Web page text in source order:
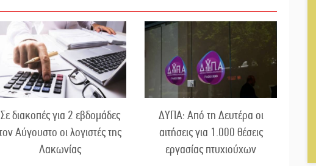
Σε διακοπές για 2 εβδομάδες
Αύγουστο οι λογιστές της
Λακωνίας
ΔΥΠΑ: Από τη Δευτέρα οι
αιτήσεις για 1.000 θέσεις
εργασίας πτυχιούχων